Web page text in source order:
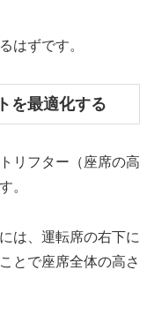
はずです。
を最適化する
リフター（座席の高
。
は、運転席の右下に
とで座席全体の高さ